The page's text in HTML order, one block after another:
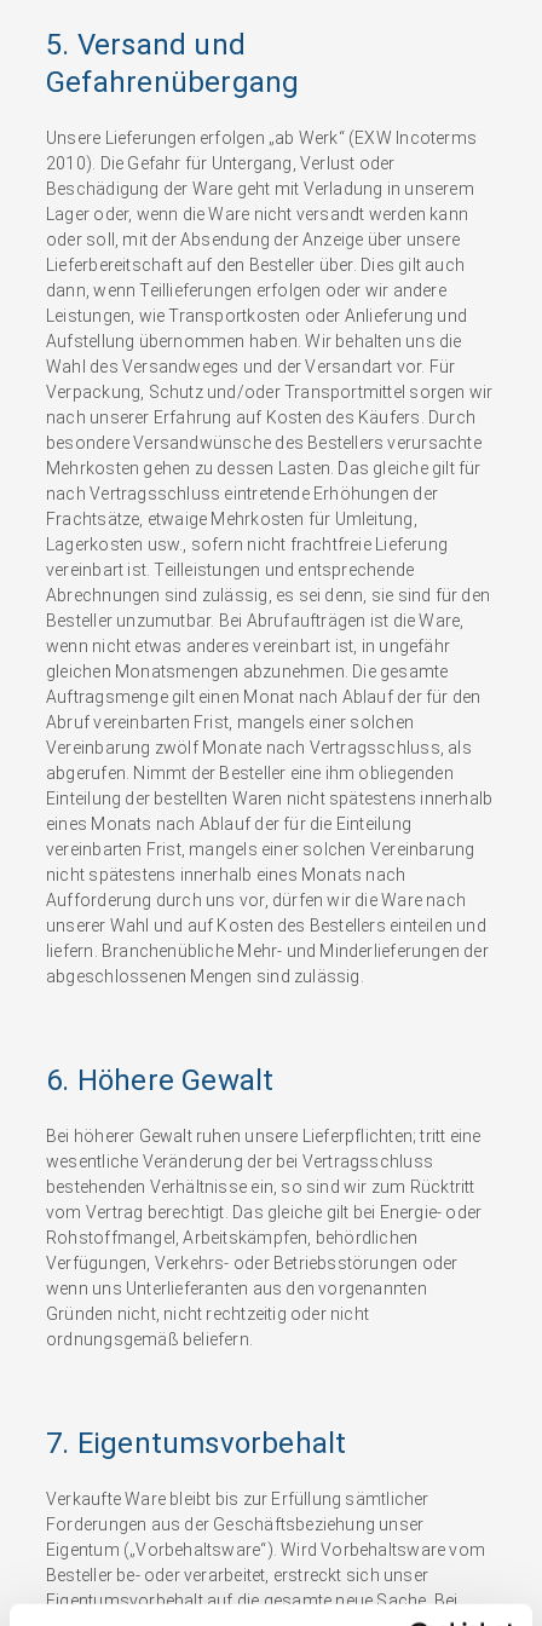
5. Versand und
Gefahrenübergang
Unsere Lieferungen erfolgen „ab Werk“ (EXW Incoterms
2010). Die Gefahr für Untergang, Verlust oder
Beschädigung der Ware geht mit Verladung in unserem
Lager oder, wenn die Ware nicht versandt werden kann
oder soll, mit der Absendung der Anzeige über unsere
Lieferbereitschaft auf den Besteller über. Dies gilt auch
dann, wenn Teillieferungen erfolgen oder wir andere
Leistungen, wie Transportkosten oder Anlieferung und
Aufstellung übernommen haben. Wir behalten uns die
Wahl des Versandweges und der Versandart vor. Für
Verpackung, Schutz und/oder Transportmittel sorgen wir
nach unserer Erfahrung auf Kosten des Käufers. Durch
besondere Versandwünsche des Bestellers verursachte
Mehrkosten gehen zu dessen Lasten. Das gleiche gilt für
nach Vertragsschluss eintretende Erhöhungen der
Frachtsätze, etwaige Mehrkosten für Umleitung,
Lagerkosten usw., sofern nicht frachtfreie Lieferung
vereinbart ist. Teilleistungen und entsprechende
Abrechnungen sind zulässig, es sei denn, sie sind für den
Besteller unzumutbar. Bei Abrufaufträgen ist die Ware,
wenn nicht etwas anderes vereinbart ist, in ungefähr
gleichen Monatsmengen abzunehmen. Die gesamte
Auftragsmenge gilt einen Monat nach Ablauf der für den
Abruf vereinbarten Frist, mangels einer solchen
Vereinbarung zwölf Monate nach Vertragsschluss, als
abgerufen. Nimmt der Besteller eine ihm obliegenden
Einteilung der bestellten Waren nicht spätestens innerhalb
eines Monats nach Ablauf der für die Einteilung
vereinbarten Frist, mangels einer solchen Vereinbarung
nicht spätestens innerhalb eines Monats nach
Aufforderung durch uns vor, dürfen wir die Ware nach
unserer Wahl und auf Kosten des Bestellers einteilen und
liefern. Branchenübliche Mehr- und Minderlieferungen der
abgeschlossenen Mengen sind zulässig.
6. Höhere Gewalt
Bei höherer Gewalt ruhen unsere Lieferpflichten; tritt eine
wesentliche Veränderung der bei Vertragsschluss
bestehenden Verhältnisse ein, so sind wir zum Rücktritt
vom Vertrag berechtigt. Das gleiche gilt bei Energie- oder
Rohstoffmangel, Arbeitskämpfen, behördlichen
Verfügungen, Verkehrs- oder Betriebsstörungen oder
wenn uns Unterlieferanten aus den vorgenannten
Gründen nicht, nicht rechtzeitig oder nicht
ordnungsgemäß beliefern.
7. Eigentumsvorbehalt
Verkaufte Ware bleibt bis zur Erfüllung sämtlicher
Forderungen aus der Geschäftsbeziehung unser
Eigentum („Vorbehaltsware“). Wird Vorbehaltsware vom
Besteller be- oder verarbeitet, erstreckt sich unser
Eigentumsvorbehalt auf die gesamte neue Sache. Bei